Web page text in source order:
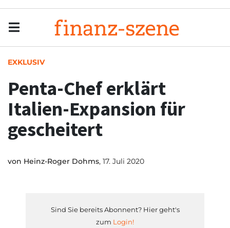
EXKLUSIV
Penta-Chef erklärt
Italien-Expansion für
gescheitert
von Heinz-Roger Dohms, 17. Juli 2020
Sind Sie bereits Abonnent? Hier geht's
zum Login!